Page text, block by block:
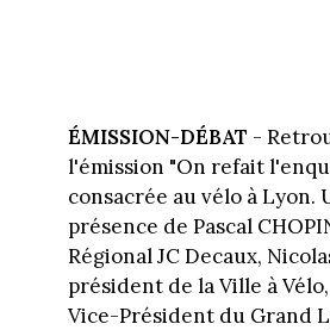
ÉMISSION-DÉBAT -
l'émission "On refait
consacrée au vélo à Lyon.
présence de Pascal
Régional JC Decaux,
président de la Ville à Vélo,
Vice-Président du Grand